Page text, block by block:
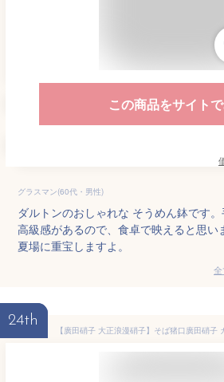
この商品をサイト
グラスマン(60代・男性)
ダルトンのおしゃれな そうめん鉢です。
高級感があるので、食卓で映えると思い
夏場に重宝しますよ。
24th